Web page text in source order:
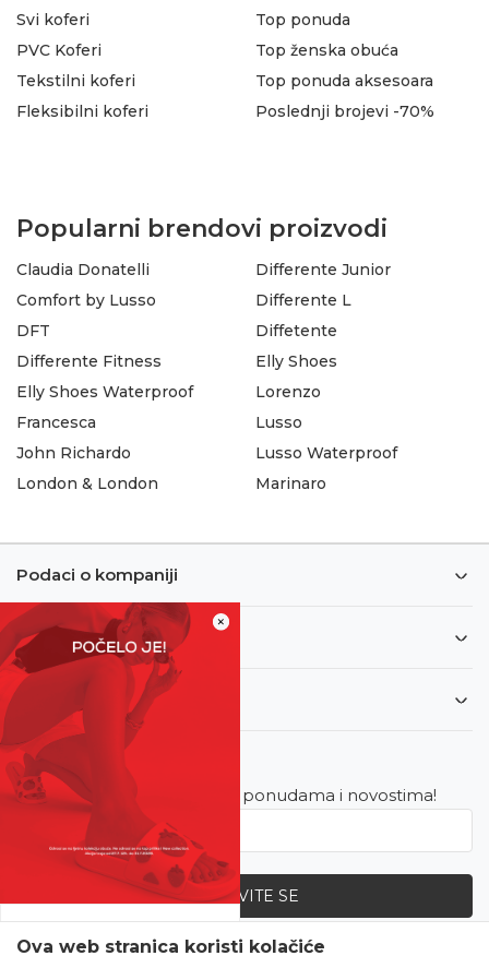
×
SVE UPOLA CIJENE!
Svi koferi
PVC Koferi
Tekstilni koferi
Fleksibilni koferi
Top ponuda
Top ženska obuća
Top ponuda aksesoara
Poslednji brojevi -70%
Popularni brendovi proizvodi
Claudia Donatelli
Comfort by Lusso
DFT
Differente Fitness
Differente Junior
Differente L
Diffetente
Elly Shoes
Elly Shoes Waterproof
Francesca
John Richardo
London & London
Lorenzo
Lusso
Lusso Waterproof
Marinaro
Podaci o kompaniji
Informacije
Korisnički servis
Newsletter
Budite u toku sa najnovijim ponudama i novostima!
PRIJAVITE SE
Ova web stranica koristi kolačiće